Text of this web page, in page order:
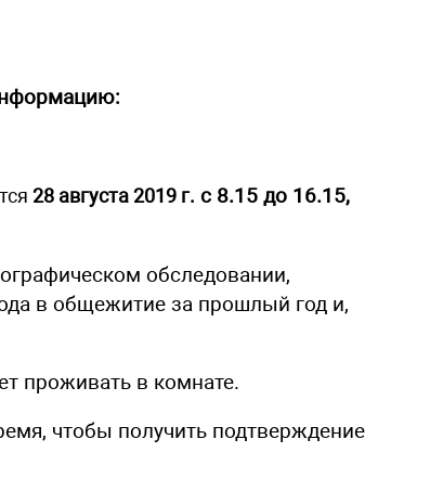
28 августа 2019 г. с 8.15 до 16.15,
обследовании,
в общежитие за прошлый год и,
проживать в комнате.
чтобы получить подтверждение